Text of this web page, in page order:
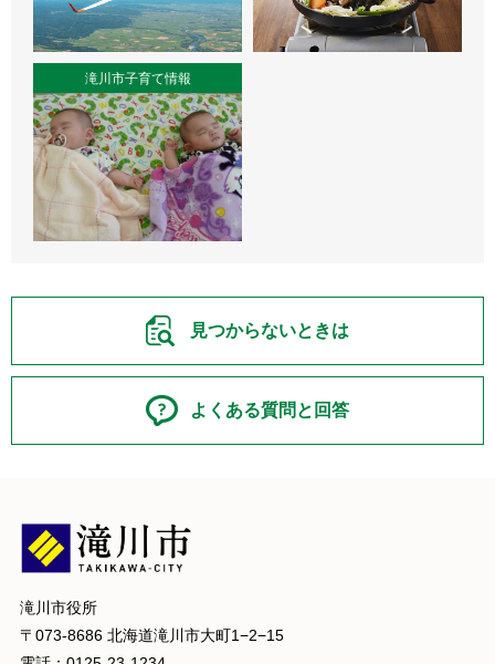
滝川市子育て情報
見つからないときは
よくある質問と回答
滝川市役所
〒073-8686 北海道滝川市大町1−2−15